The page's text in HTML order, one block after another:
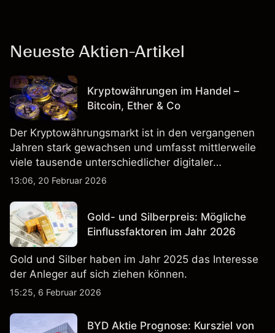
Neueste Aktien-Artikel
Kryptowährungen im Handel –
Bitcoin, Ether & Co
Der Kryptowährungsmarkt ist in den vergangenen
Jahren stark gewachsen und umfasst mittlerweile
viele tausende unterschiedlicher digitaler
Währungen.
13:06, 20 Februar 2026
Gold- und Silberpreis: Mögliche
Einflussfaktoren im Jahr 2026
Gold und Silber haben im Jahr 2025 das Interesse
der Anleger auf sich ziehen können.
15:25, 6 Februar 2026
BYD Aktie Prognose: Kursziel von